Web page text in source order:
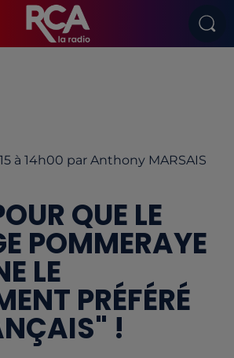
à 14h00 par Anthony MARSAIS
QUE LE
POMMERAYE
LE
PRÉFÉRÉ
!